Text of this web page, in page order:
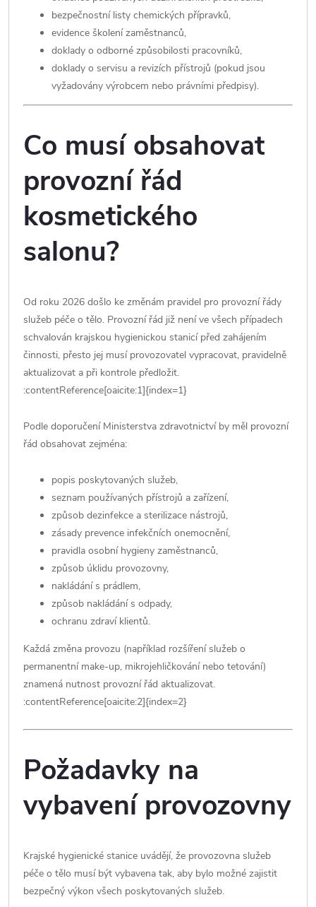
bezpečnostní listy chemických přípravků,
evidence školení zaměstnanců,
doklady o odborné způsobilosti pracovníků,
doklady o servisu a revizích přístrojů (pokud jsou
vyžadovány výrobcem nebo právními předpisy).
Co musí obsahovat
provozní řád
kosmetického
salonu?
Od roku 2026 došlo ke změnám pravidel pro provozní řády
služeb péče o tělo. Provozní řád již není ve všech případech
schvalován krajskou hygienickou stanicí před zahájením
činnosti, přesto jej musí provozovatel vypracovat, pravidelně
aktualizovat a při kontrole předložit.
:contentReference[oaicite:1]{index=1}
Podle doporučení Ministerstva zdravotnictví by měl provozní
řád obsahovat zejména:
popis poskytovaných služeb,
seznam používaných přístrojů a zařízení,
způsob dezinfekce a sterilizace nástrojů,
zásady prevence infekčních onemocnění,
pravidla osobní hygieny zaměstnanců,
způsob úklidu provozovny,
nakládání s prádlem,
způsob nakládání s odpady,
ochranu zdraví klientů.
Každá změna provozu (například rozšíření služeb o
permanentní make-up, mikrojehličkování nebo tetování)
znamená nutnost provozní řád aktualizovat.
:contentReference[oaicite:2]{index=2}
Požadavky na
vybavení provozovny
Krajské hygienické stanice uvádějí, že provozovna služeb
péče o tělo musí být vybavena tak, aby bylo možné zajistit
bezpečný výkon všech poskytovaných služeb.